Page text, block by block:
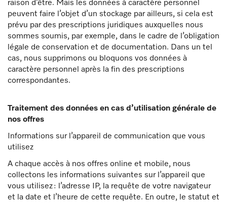
raison d’être. Mais les données à caractère personnel
peuvent faire l’objet d’un stockage par ailleurs, si cela est
prévu par des prescriptions juridiques auxquelles nous
sommes soumis, par exemple, dans le cadre de l’obligation
légale de conservation et de documentation. Dans un tel
cas, nous supprimons ou bloquons vos données à
caractère personnel après la fin des prescriptions
correspondantes.
Traitement des données en cas d’utilisation générale de
nos offres
Informations sur l’appareil de communication que vous
utilisez
A chaque accès à nos offres online et mobile, nous
collectons les informations suivantes sur l’appareil que
vous utilisez : l’adresse IP, la requête de votre navigateur
et la date et l’heure de cette requête. En outre, le statut et